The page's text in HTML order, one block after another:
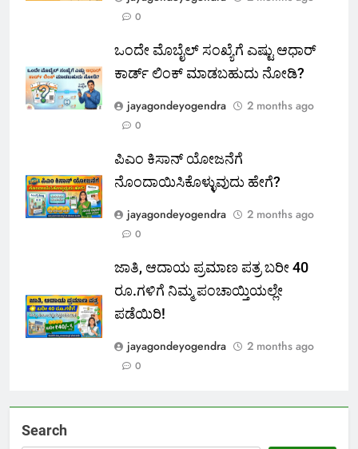
0
ಒಂದೇ ಮೊಬೈಲ್ ಸಂಖ್ಯೆಗೆ ಎಷ್ಟು ಆಧಾರ್
ಕಾರ್ಡ್ ಲಿಂಕ್ ಮಾಡಬಹುದು ನೋಡಿ?
jayagondeyogendra
2 months ago
0
ಪಿಎಂ ಕಿಸಾನ್ ಯೋಜನೆಗೆ
ನೊಂದಾಯಿಸಿಕೊಳ್ಳುವುದು ಹೇಗೆ?
jayagondeyogendra
2 months ago
0
ಜಾತಿ, ಆದಾಯ ಪ್ರಮಾಣ ಪತ್ರ ಬರೀ 40
ರೂ.ಗಳಿಗೆ ನಿಮ್ಮ ಪಂಚಾಯ್ತಿಯಲ್ಲೇ
ಪಡೆಯಿರಿ!
jayagondeyogendra
2 months ago
0
Search